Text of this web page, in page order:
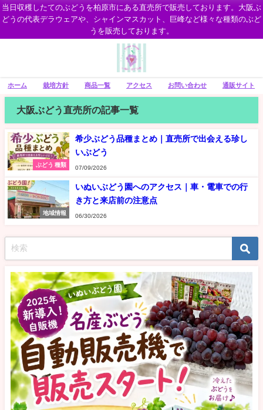
当日収穫したてのぶどうを柏原市にある直売所で販売しております。大阪ぶ
どうの代表デラウェアや、シャインマスカット、巨峰など様々な種類のぶど
うを販売しております。
ホーム 栽培方針 商品一覧 アクセス お問い合わせ 通販サイト
大阪ぶどう直売所の記事一覧
ぶどう 種類
希少ぶどう品種まとめ｜直売所で出会える珍し
いぶどう
07/09/2026
地域情報
いぬいぶどう園へのアクセス｜車・電車での行
き方と来店前の注意点
06/30/2026